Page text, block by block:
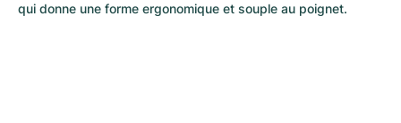
qui donne une forme ergonomique et souple au poignet.